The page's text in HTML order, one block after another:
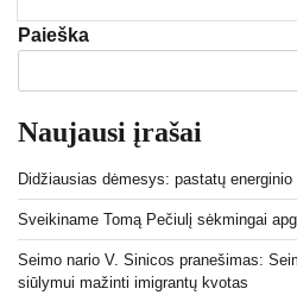
Paieška
Naujausi įrašai
Didžiausias dėmesys: pastatų
Sveikiname Tomą Pečiulį sėkmingai
Seimo nario V. Sinicos pranešimas:
siūlymui mažinti imigrantų kvotas